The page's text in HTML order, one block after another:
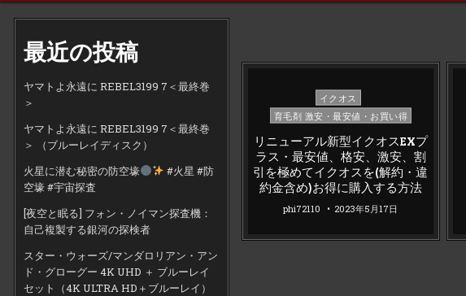
最近の投稿
ヤマトよ永遠に REBEL3199 7＜最終巻
＞
ヤマトよ永遠に REBEL3199 7＜最終巻
＞ （ブルーレイディスク）
火星に潜む秘密の防空壕
#火星 #防
空壕 #宇宙探査
[夜空と眠る] フォン・ノイマン探査機：
自己複製する銀河の探検者
スター・ウォーズ/マンダロリアン・アン
ド・グローグー 4K UHD ＋ ブルーレイ
セット（4K ULTRA HD＋ブルーレイ）
Posted
in
イクオス
育毛剤 激安・最安値・お買い得
リニューアル新型イクオスEXプ
ラス・最安値、格安、激安、割
引を極めてイクオスを(解約・違
約金含め)お得に購入する方法
phi72110 2023年5月17日